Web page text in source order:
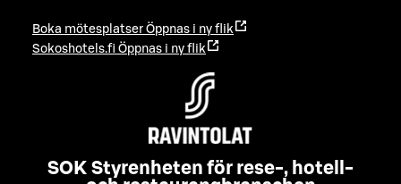
Boka mötesplatser Öppnas i ny flik
Sokoshotels.fi Öppnas i ny flik
SOK Styrenheten för rese-, hotell-